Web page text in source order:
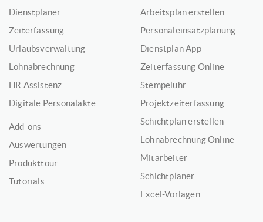
Dienstplaner
Zeiterfassung
Urlaubsverwaltung
Lohnabrechnung
HR Assistenz
Digitale Personalakte
Add-ons
Auswertungen
Produkttour
Tutorials
Arbeitsplan erstellen
Personaleinsatzplanung
Dienstplan App
Zeiterfassung Online
Stempeluhr
Projektzeiterfassung
Schichtplan erstellen
Lohnabrechnung Online
Mitarbeiter
Schichtplaner
Excel-Vorlagen